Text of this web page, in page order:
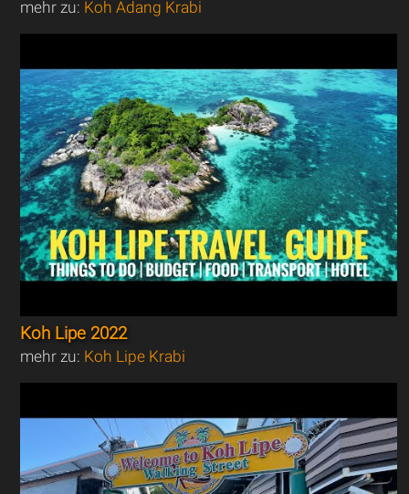
mehr zu: Koh Adang Krabi
Koh Lipe 2022
mehr zu: Koh Lipe Krabi